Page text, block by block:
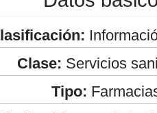
Clase: Servicios
Tipo: